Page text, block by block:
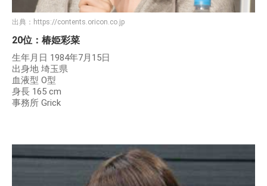
出典： https://contents.oricon.co.jp
20位：椿姫彩菜
生年月日 1984年7月15日
出身地 埼玉県
血液型 O型
身長 165 cm
事務所 Grick